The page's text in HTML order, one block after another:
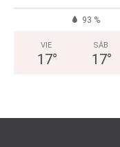
93 %
VIE
17°
SÁB
17°